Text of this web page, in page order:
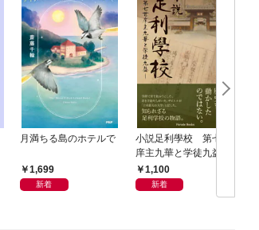
月満ちる島のホテルで
1,699
新着
小説足利學校 第七世
庠主九華と学徒九益
1,100
新着